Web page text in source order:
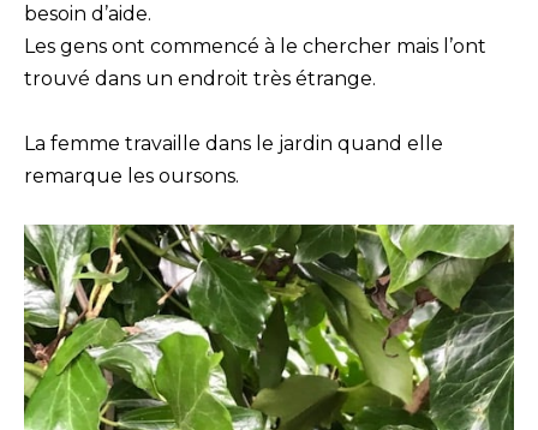
besoin d’aide.
Les gens ont commencé à le chercher mais l’ont
trouvé dans un endroit très étrange.
La femme travaille dans le jardin quand elle
remarque les oursons.